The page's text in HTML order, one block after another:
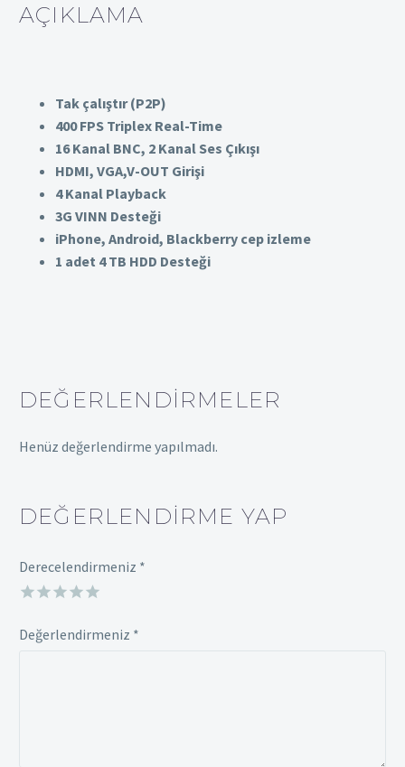
AÇIKLAMA
Tak çalıştır (P2P)
400 FPS Triplex Real-Time
16 Kanal BNC, 2 Kanal Ses Çıkışı
HDMI, VGA,V-OUT Girişi
4 Kanal Playback
3G VINN Desteği
iPhone, Android, Blackberry cep izleme
1 adet 4 TB HDD Desteği
DEĞERLENDIRMELER
Henüz değerlendirme yapılmadı.
DEĞERLENDIRME YAP
Derecelendirmeniz *
Değerlendirmeniz *